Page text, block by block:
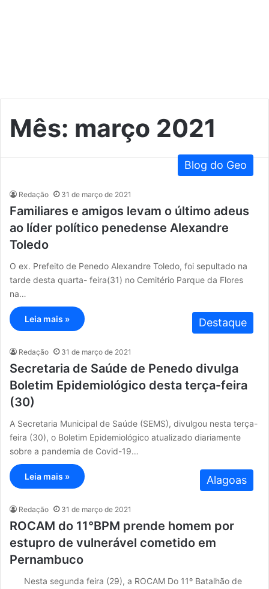
Mês: março 2021
Blog do Geo
Redação 31 de março de 2021
Familiares e amigos levam o último adeus
ao líder político penedense Alexandre
Toledo
O ex. Prefeito de Penedo Alexandre Toledo, foi sepultado na
tarde desta quarta- feira(31) no Cemitério Parque da Flores
na…
Leia mais » Destaque
Redação 31 de março de 2021
Secretaria de Saúde de Penedo divulga
Boletim Epidemiológico desta terça-feira
(30)
A Secretaria Municipal de Saúde (SEMS), divulgou nesta terça-
feira (30), o Boletim Epidemiológico atualizado diariamente
sobre a pandemia de Covid-19…
Leia mais » Alagoas
Redação 31 de março de 2021
ROCAM do 11°BPM prende homem por
estupro de vulnerável cometido em
Pernambuco
Nesta segunda feira (29), a ROCAM Do 11º Batalhão de